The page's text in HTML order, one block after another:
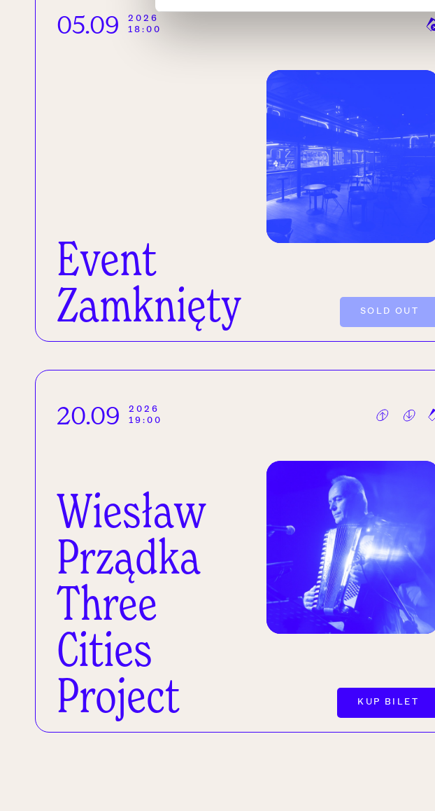
05.09
2026
18:00
Event
Zamknięty
SOLD OUT
20.09
2026
19:00
Wiesław
Prządka
Three
Cities
Project
KUP BILET